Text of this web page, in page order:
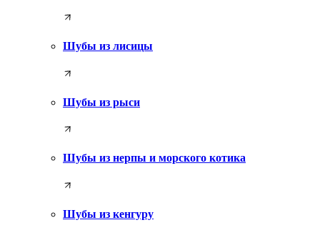
Шубы из лисицы
Шубы из рыси
Шубы из нерпы и морского котика
Шубы из кенгуру